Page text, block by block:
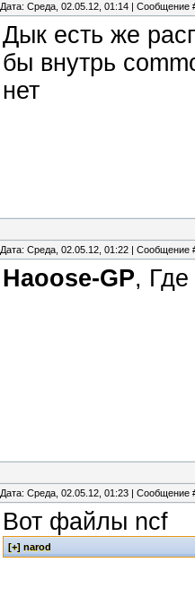
Дата: Среда, 02.05.12, 01:14 | Сообщение
Дык есть же
бы внутрь
нет
Дата: Среда, 02.05.12, 01:22 | Сообщение
Haoose-GP, Где
Дата: Среда, 02.05.12, 01:23 | Сообщение
Вот файлы ncf